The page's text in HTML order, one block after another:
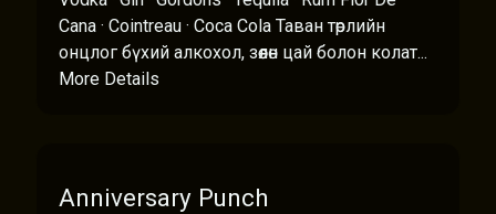
Cana · Cointreau · Coca Cola Таван төрлийн
онцлог бүхий алкохол, зөөлөн цай болон колат...
More Details
Anniversary Punch